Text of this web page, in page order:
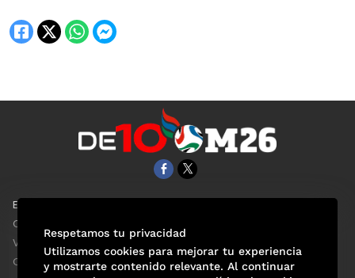
EL UNIVERSAL
Clase
ViveUSA
Confabulario
Respetamos tu privacidad
Utilizamos cookies para mejorar tu experiencia
y mostrarte contenido relevante. Al continuar